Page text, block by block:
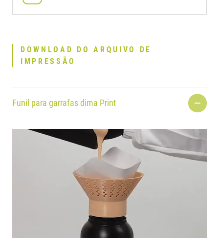
DOWNLOAD DO ARQUIVO DE
IMPRESSÃO
Funil para garrafas dima Print